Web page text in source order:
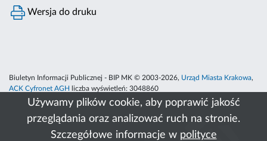
Używamy plików cookie, aby poprawić jakość
przeglądania oraz analizować ruch na stronie.
Szczegółowe informacje w polityce
Wersja do druku
Biuletyn Informacji Publicznej - BIP MK © 2003-2026, Urząd Miasta Krakowa,
ACK Cyfronet AGH
liczba wyświetleń: 3048860